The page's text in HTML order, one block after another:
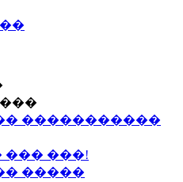
�����������
��� ���!
�����